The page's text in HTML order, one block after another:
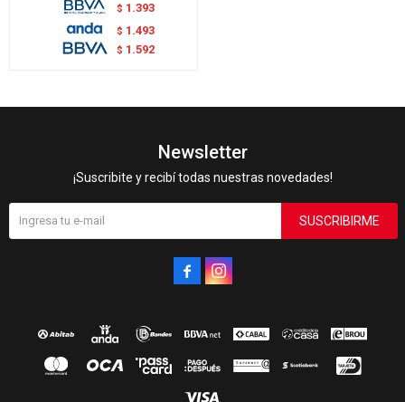
$ 1.393
$ 1.493
$ 1.592
Newsletter
¡Suscribite y recibí todas nuestras novedades!
SUSCRIBIRME
 